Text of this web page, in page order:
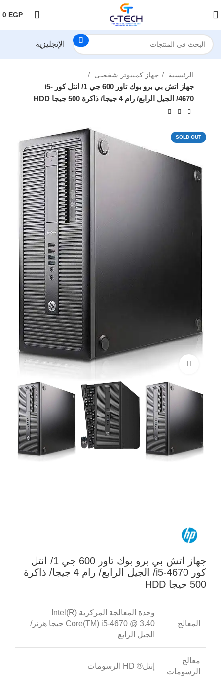
0 EGP
الإنجليزية
الرئيسية
جهاز كمبيوتر شخصى
جهاز اتش بي برو بوك تاور 600 جي 1/ انتل كور i5-
4670/ الجيل الرابع/ رام 4 جيجا/ ذاكرة 500 جيجا HDD
SOLD OUT
جهاز اتش بي برو بوك تاور 600 جي 1/ انتل
كور i5-4670/ الجيل الرابع/ رام 4 جيجا/ ذاكرة
500 جيجا HDD
المعالج
وحدة المعالجة المركزية Intel(R)
Core(TM) i5-4670 @ 3.40 جيجا هرتز/
الجيل الرابع
معالج
الرسومات
إنتل® HD الرسومات
اضغط هنا لمتابعتنا على فيس بوك